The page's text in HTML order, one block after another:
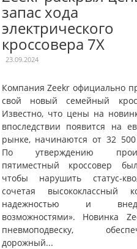
запас хода
электрического
кроссовера 7X
23.09.2024
Компания Zeekr официально
свой новый семейный
Известно, что цены на
впоследствии появится на
рынке, начинаются от 32 500
По утверждению
пятиместный кроссовер
чтобы нарушить статус-
сочетая высококлассный
надежностью и
возможностями». Новинка
пневмоподвеску,
дорожный...